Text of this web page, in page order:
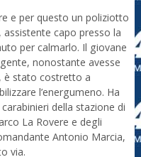
e per questo un poliziotto
assistente capo presso la
per calmarlo. Il giovane
nonostante avesse
è stato costretto a
l’energumeno. Ha
della stazione di
La Rovere e degli
Antonio Marcia,
via.